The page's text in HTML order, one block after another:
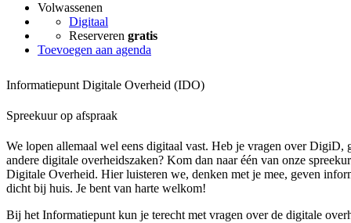
Volwassenen
Digitaal
Reserveren gratis
Toevoegen aan agenda
Informatiepunt Digitale Overheid (IDO)
Spreekuur op afspraak
We lopen allemaal wel eens digitaal vast. Heb je vragen over DigiD,
andere digitale overheidszaken? Kom dan naar één van onze
Digitale Overheid. Hier luisteren we, denken met je mee, geven
dicht bij huis. Je bent van harte welkom!
Bij het Informatiepunt kun je terecht met vragen over de digitale